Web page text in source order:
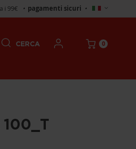
i 99€ • pagamenti sicuri •
Seleziona
negozio
CERCA 0